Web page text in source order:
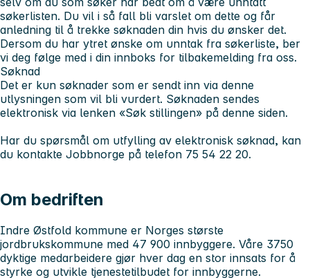
søkerlisten. Du vil i så fall bli varslet om dette og får
anledning til å trekke søknaden din hvis du ønsker det.
Dersom du har ytret ønske om unntak fra søkerliste, ber
vi deg følge med i din innboks for tilbakemelding fra oss.
Søknad
Det er kun søknader som er sendt inn via denne
utlysningen som vil bli vurdert. Søknaden sendes
elektronisk via lenken «Søk stillingen» på denne siden.
Har du spørsmål om utfylling av elektronisk søknad, kan
du kontakte Jobbnorge på telefon 75 54 22 20.
Om bedriften
Indre Østfold kommune er Norges største
jordbrukskommune med 47 900 innbyggere. Våre 3750
dyktige medarbeidere gjør hver dag en stor innsats for å
styrke og utvikle tjenestetilbudet for innbyggerne.